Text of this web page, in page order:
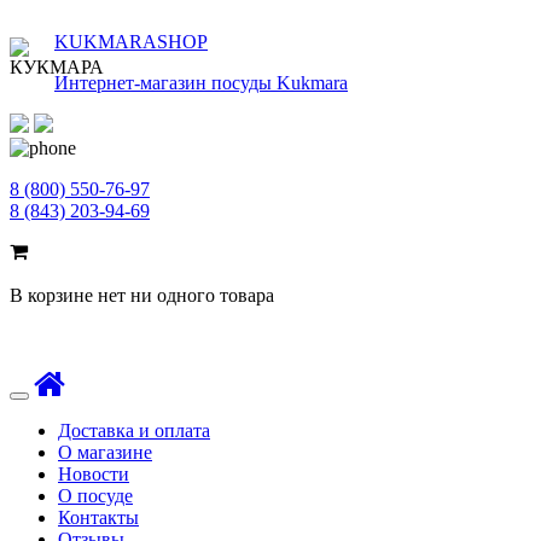
KUKMARASHOP
Интернет-магазин посуды Kukmara
8 (800) 550-76-97
8 (843) 203-94-69
В корзине нет ни одного товара
Toggle
navigationДоставка и оплата
О магазине
Новости
О посуде
Контакты